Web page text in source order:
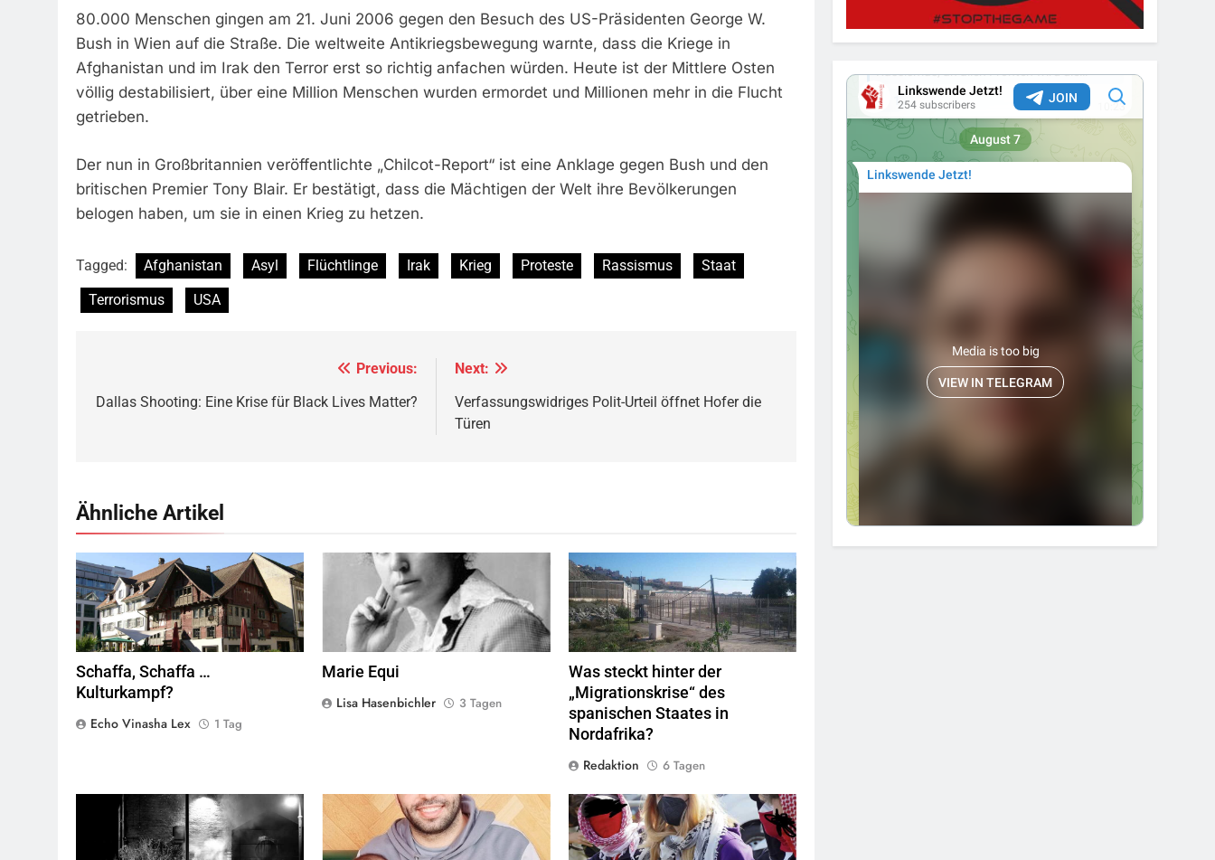
80.000 Menschen gingen am 21. Juni 2006 gegen den Besuch des US-Präsidenten George W.
Bush in Wien auf die Straße. Die weltweite Antikriegsbewegung warnte, dass die Kriege in
Afghanistan und im Irak den Terror erst so richtig anfachen würden. Heute ist der Mittlere Osten
völlig destabilisiert, über eine Million Menschen wurden ermordet und Millionen mehr in die Flucht
getrieben.
Der nun in Großbritannien veröffentlichte „Chilcot-Report“ ist eine Anklage gegen Bush und den
britischen Premier Tony Blair. Er bestätigt, dass die Mächtigen der Welt ihre Bevölkerungen
belogen haben, um sie in einen Krieg zu hetzen.
Tagged: Afghanistan Asyl Flüchtlinge Irak Krieg Proteste Rassismus
Staat
Terrorismus
USA
Previous:
Dallas Shooting: Eine Krise für Black Lives Matter?
Next:
Verfassungswidriges Polit-Urteil öffnet Hofer die
Türen
Ähnliche Artikel
Rotes Haus, Dornbirn, Quelle© Böhringer
Friedrich
CC BY-SA 2.5
Wikimedia
Commons
Schaffa, Schaffa …
Kulturkampf?
Echo Vinasha Lex
1 Tag
Marie Equi, Quelle © Public Domain
Marie Equi
Lisa Hasenbichler
3 Tagen
Valla de la Frontera zwischen Ceuta und
Marokko.Quelle© Xemenendura, CA-BY-
SA-3.0
Was steckt hinter der
„Migrationskrise“ des
spanischen Staates in
Nordafrika?
Redaktion
6 Tagen
George Floyd Aufstand © Chad Davis.jpg © Twitter Mustafa ayyash © privat alle Rechte vorbehalten